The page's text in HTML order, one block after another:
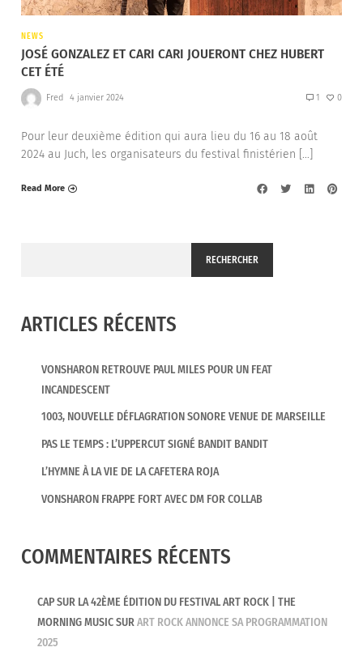
NEWS
JOSÉ GONZALEZ ET CARI CARI JOUERONT CHEZ HUBERT
CET ÉTÉ
Fred 4 janvier 2024 1 0
Pour leur deuxième édition qui aura lieu du 16 au 18 août
2024 au Juch, les organisateurs du festival finistérien […]
Read More
RECHERCHER
ARTICLES RÉCENTS
VONSHARON RETROUVE PAUL MILES POUR UN FEAT
INCANDESCENT
1003, NOUVELLE DÉFLAGRATION SONORE VENUE DE MARSEILLE
PAS LE TEMPS : L’UPPERCUT SIGNÉ BANDIT BANDIT
L’HYMNE À LA VIE DE LA CAFETERA ROJA
VONSHARON FRAPPE FORT AVEC DM FOR COLLAB
COMMENTAIRES RÉCENTS
CAP SUR LA 42ÈME ÉDITION DU FESTIVAL ART ROCK | THE
MORNING MUSICSURART ROCK ANNONCE SA PROGRAMMATION
2025